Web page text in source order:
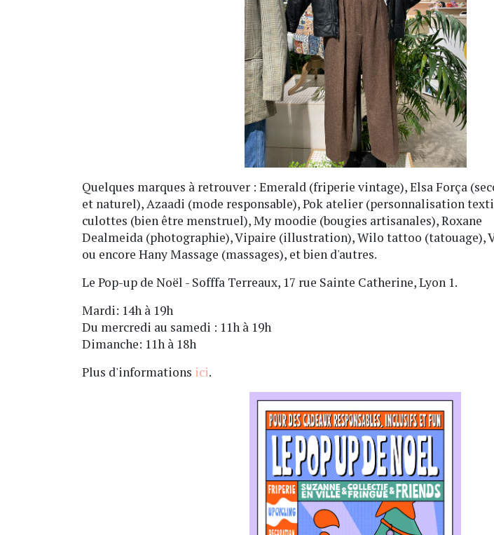
Quelques marques à retrouver : Emerald (friperie vintage), Elsa Força
et naturel), Azaadi (mode responsable), Pok atelier (personnalisation
culottes (bien être menstruel), My moodie (bougies artisanales), Roxane
Dealmeida (photographie), Vipaire (illustration), Wilo tattoo (tatouage),
ou encore Hany Massage (massages), et bien d'autres.
Le Pop-up de Noël - Sofffa Terreaux, 17 rue Sainte Catherine, Lyon 1.
Mardi: 14h à 19h
Du mercredi au samedi : 11h à 19h
Dimanche: 11h à 18h
Plus d'informations ici.